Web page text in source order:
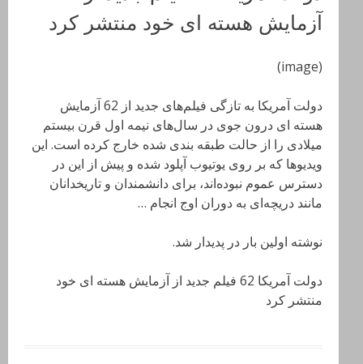
آزمایش­‌ هسته‌­ ای خود منتشر کرد
دولت آمریکا به تازگی فیلم‌های جدید از 62 آزمایش­‌
هسته‌­ ای درون جوی در سال­‌های نیمه اول قرن بیستم
میلادی را از حالت طبقه بندی شده خارج کرده است. این
ویدیوها که بر روی یوتیوب آپلود شده و پیش از این در
دسترس عموم نبوده‌­اند، برای دانشمندان و تاریخدانان
مانند دریچه‌­ای به دوران اوج انجام …
نوشته اولین بار در پدیدار شد.
دولت آمریکا 62 فیلم جدید از آزمایش­‌ هسته‌­ ای خود
منتشر کرد